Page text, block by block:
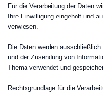
Für die Verarbeitung der Daten
Ihre Einwilligung eingeholt und
verwiesen.
Die Daten werden
und der Zusendung von
Thema verwendet und
Rechtsgrundlage für die